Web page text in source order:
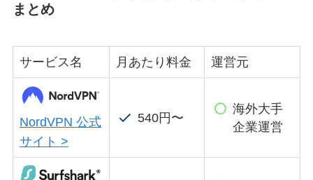
まとめ
サービス名 月あたり料金 運営元
NordVPN 公式
サイト >
540円〜
海外大手
企業運営